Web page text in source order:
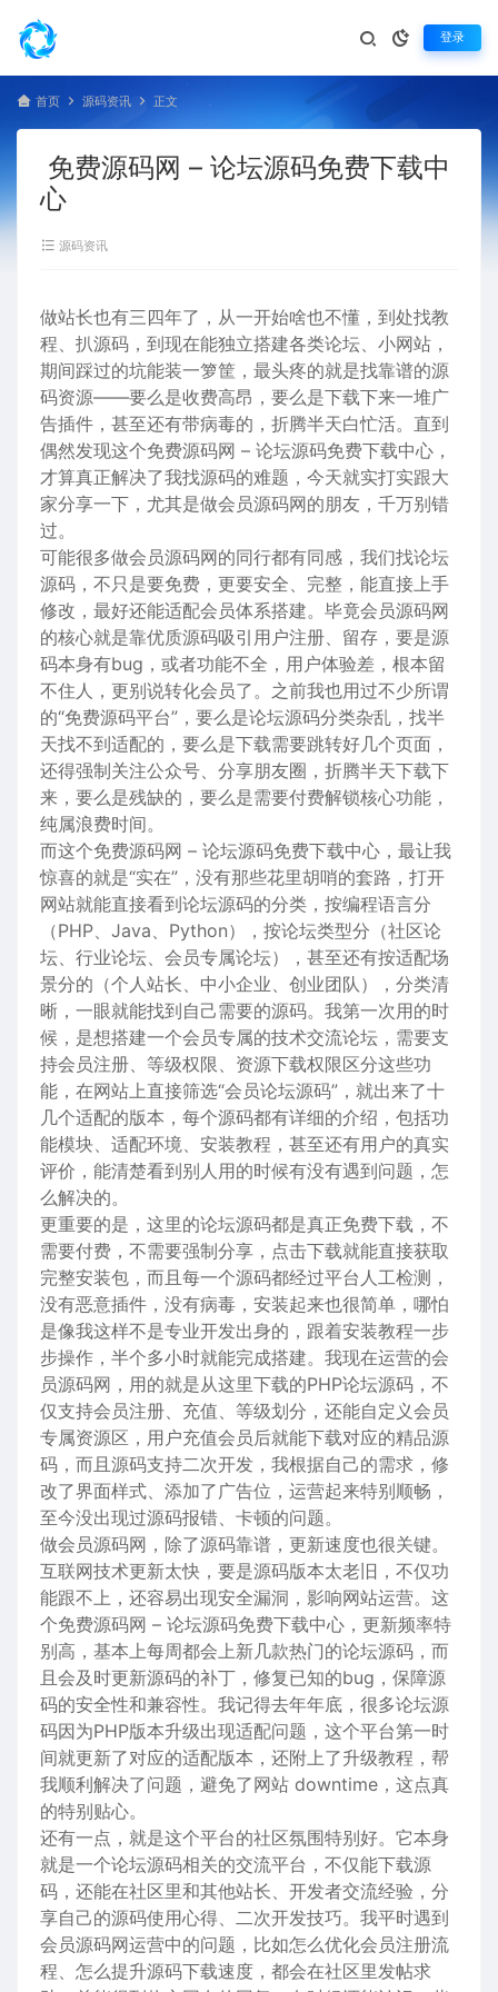
登录
首页 源码资讯 正文
免费源码网 – 论坛源码免费下载中
心
源码资讯
做站长也有三四年了，从一开始啥也不懂，到处找教
程、扒源码，到现在能独立搭建各类论坛、小网站，
期间踩过的坑能装一箩筐，最头疼的就是找靠谱的源
码资源——要么是收费高昂，要么是下载下来一堆广
告插件，甚至还有带病毒的，折腾半天白忙活。直到
偶然发现这个免费源码网 – 论坛源码免费下载中心，
才算真正解决了我找源码的难题，今天就实打实跟大
家分享一下，尤其是做会员源码网的朋友，千万别错
过。
可能很多做会员源码网的同行都有同感，我们找论坛
源码，不只是要免费，更要安全、完整，能直接上手
修改，最好还能适配会员体系搭建。毕竟会员源码网
的核心就是靠优质源码吸引用户注册、留存，要是源
码本身有bug，或者功能不全，用户体验差，根本留
不住人，更别说转化会员了。之前我也用过不少所谓
的“免费源码平台”，要么是论坛源码分类杂乱，找半
天找不到适配的，要么是下载需要跳转好几个页面，
还得强制关注公众号、分享朋友圈，折腾半天下载下
来，要么是残缺的，要么是需要付费解锁核心功能，
纯属浪费时间。
而这个免费源码网 – 论坛源码免费下载中心，最让我
惊喜的就是“实在”，没有那些花里胡哨的套路，打开
网站就能直接看到论坛源码的分类，按编程语言分
（PHP、Java、Python），按论坛类型分（社区论
坛、行业论坛、会员专属论坛），甚至还有按适配场
景分的（个人站长、中小企业、创业团队），分类清
晰，一眼就能找到自己需要的源码。我第一次用的时
候，是想搭建一个会员专属的技术交流论坛，需要支
持会员注册、等级权限、资源下载权限区分这些功
能，在网站上直接筛选“会员论坛源码”，就出来了十
几个适配的版本，每个源码都有详细的介绍，包括功
能模块、适配环境、安装教程，甚至还有用户的真实
评价，能清楚看到别人用的时候有没有遇到问题，怎
么解决的。
更重要的是，这里的论坛源码都是真正免费下载，不
需要付费，不需要强制分享，点击下载就能直接获取
完整安装包，而且每一个源码都经过平台人工检测，
没有恶意插件，没有病毒，安装起来也很简单，哪怕
是像我这样不是专业开发出身的，跟着安装教程一步
步操作，半个多小时就能完成搭建。我现在运营的会
员源码网，用的就是从这里下载的PHP论坛源码，不
仅支持会员注册、充值、等级划分，还能自定义会员
专属资源区，用户充值会员后就能下载对应的精品源
码，而且源码支持二次开发，我根据自己的需求，修
改了界面样式、添加了广告位，运营起来特别顺畅，
至今没出现过源码报错、卡顿的问题。
做会员源码网，除了源码靠谱，更新速度也很关键。
互联网技术更新太快，要是源码版本太老旧，不仅功
能跟不上，还容易出现安全漏洞，影响网站运营。这
个免费源码网 – 论坛源码免费下载中心，更新频率特
别高，基本上每周都会上新几款热门的论坛源码，而
且会及时更新源码的补丁，修复已知的bug，保障源
码的安全性和兼容性。我记得去年年底，很多论坛源
码因为PHP版本升级出现适配问题，这个平台第一时
间就更新了对应的适配版本，还附上了升级教程，帮
我顺利解决了问题，避免了网站 downtime，这点真
的特别贴心。
还有一点，就是这个平台的社区氛围特别好。它本身
就是一个论坛源码相关的交流平台，不仅能下载源
码，还能在社区里和其他站长、开发者交流经验，分
享自己的源码使用心得、二次开发技巧。我平时遇到
会员源码网运营中的问题，比如怎么优化会员注册流
程、怎么提升源码下载速度，都会在社区里发帖求